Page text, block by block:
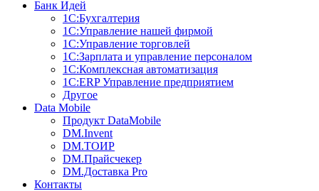
Банк Идей
1С:Бухгалтерия
1С:Управление нашей фирмой
1С:Управление торговлей
1С:Зарплата и управление персоналом
1С:Комплексная автоматизация
1С:ERP Управление предприятием
Другое
Data Mobile
Продукт DataMobile
DM.Invent
DM.ТОИР
DM.Прайсчекер
DM.Доставка Pro
Контакты